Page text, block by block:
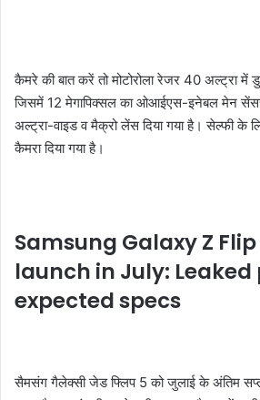
कैमरे की बात करें तो मोटोरोला रेजर 40 अल्ट्रा
जिसमें 12 मेगापिक्सल का ओआईएस-इनेबल मेन
अल्ट्रा-वाइड व मैक्रो लेंस दिया गया है। सेल्फी के
कैमरा दिया गया है।
Samsung Galaxy Z
launch in July: Leaked
expected specs
सैमसंग गैलेक्सी जेड फ्लिप 5 को जुलाई के अंतिम